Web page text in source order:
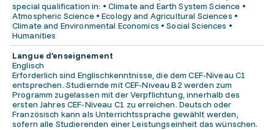
special qualification in: • Climate and Earth System Science •
Atmospheric Science • Ecology and Agricultural Sciences •
Climate and Environmental Economics • Social Sciences •
Humanities
Langue d'enseignement
Englisch
Erforderlich sind Englischkenntnisse, die dem CEF-Niveau C1
entsprechen. Studiernde mit CEF-Niveau B2 werden zum
Programm zugelassen mit der Verpflichtung, innerhalb des
ersten Jahres CEF-Niveau C1 zu erreichen. Deutsch oder
Französisch kann als Unterrichtssprache gewählt werden,
sofern alle Studierenden einer Leistungseinheit das wünschen.